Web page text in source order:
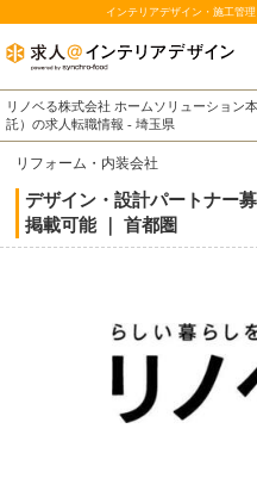
インテリアデザイン・施工管
リノベる株式会社 ホームソリューション
託）の求人転職情報 - 埼玉県
リフォーム・内装会社
デザイン・設計パートナー
掲載可能 ｜ 首都圏